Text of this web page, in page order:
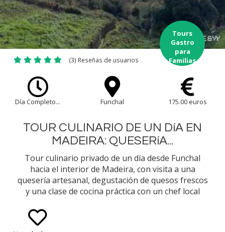
(3) Reseñas de usuarios
Tours
Gastro
para
Familias
Día Completo... Funchal 175.00 euros
TOUR CULINARIO DE UN DíA EN
MADEIRA: QUESERíA...
Tour culinario privado de un día desde Funchal
hacia el interior de Madeira, con visita a una
quesería artesanal, degustación de quesos frescos
y una clase de cocina práctica con un chef local